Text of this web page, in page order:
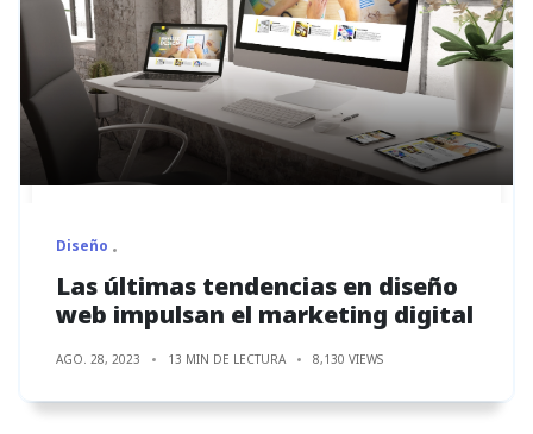
Diseño
Las últimas tendencias en diseño
web impulsan el marketing digital
AGO. 28, 2023 13 MIN DE LECTURA 8,130 VIEWS